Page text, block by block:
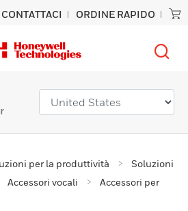
CONTATTACI ORDINE RAPIDO
per la produttività
Soluzioni
Accessori vocali
Accessori per